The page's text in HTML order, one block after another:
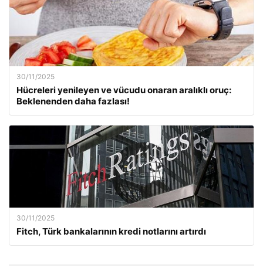
30/11/2025
Hücreleri yenileyen ve vücudu onaran aralıklı oruç:
Beklenenden daha fazlası!
30/11/2025
Fitch, Türk bankalarının kredi notlarını artırdı